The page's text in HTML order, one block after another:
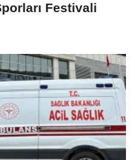
Festivali